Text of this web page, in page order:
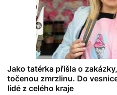
Jako tatérka přišla o
točenou zmrzlinu. Do
lidé z celého kraje